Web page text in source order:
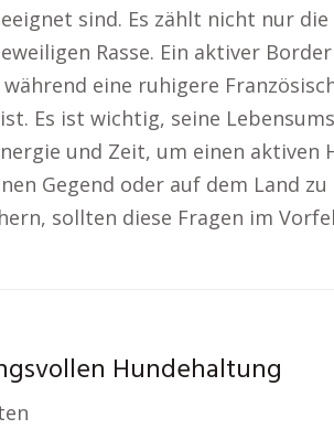
sind. Es zählt nicht nur die
Rasse. Ein aktiver
eine ruhigere
Es ist wichtig, seine
und Zeit, um einen aktiven
Gegend oder auf dem Land zu
sollten diese Fragen im
Hundehaltung